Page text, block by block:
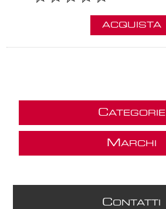
ACQUISTA
CATEGORIE
M ARCHI
CONTATTI